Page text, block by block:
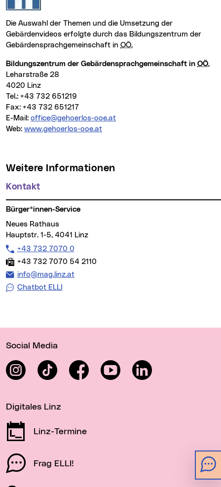
Die Auswahl der Themen und die Umsetzung der
Gebärdenvideos erfolgte durch das Bildungszentrum der
Gebärdensprachgemeinschaft in OÖ.
Bildungszentrum der Gebärdensprachgemeinschaft in OÖ.
Leharstraße 28
4020 Linz
Tel.: +43 732 651219
Fax: +43 732 651217
E-Mail: office@gehoerlos-ooe.at
Web: www.gehoerlos-ooe.at
Weitere Informationen
Kontakt
Bürger*innen-Service
Neues Rathaus
Hauptstr. 1-5, 4041 Linz
Telefon:
+43 732 7070 0
Fax:
+43 732 7070 54 2110
E-Mail Adresse:
info@mag.linz.at
Chatbot ELLI
Social Media
InstagramTikTok FacebookYouTube LinkedIn
Digitales Linz
Linz-Termine
Frag ELLI!